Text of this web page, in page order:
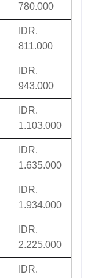
780.000
IDR.
811.000
IDR.
943.000
IDR.
1.103.000
IDR.
1.635.000
IDR.
1.934.000
IDR.
2.225.000
IDR.